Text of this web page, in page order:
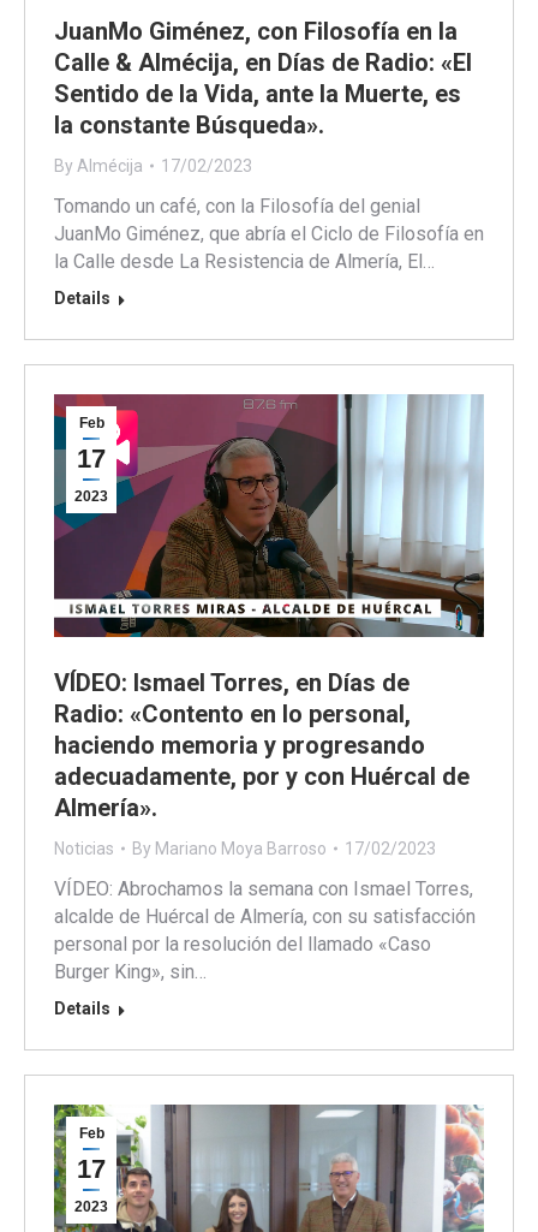
JuanMo Giménez, con Filosofía en la
Calle & Almécija, en Días de Radio: «El
Sentido de la Vida, ante la Muerte, es
la constante Búsqueda».
By Almécija 17/02/2023
Tomando un café, con la Filosofía del genial
JuanMo Giménez, que abría el Ciclo de Filosofía en
la Calle desde La Resistencia de Almería, El…
Details
Feb
17
2023
VÍDEO: Ismael Torres, en Días de
Radio: «Contento en lo personal,
haciendo memoria y progresando
adecuadamente, por y con Huércal de
Almería».
Noticias By Mariano Moya Barroso 17/02/2023
VÍDEO: Abrochamos la semana con Ismael Torres,
alcalde de Huércal de Almería, con su satisfacción
personal por la resolución del llamado «Caso
Burger King», sin…
Details
Feb
17
2023